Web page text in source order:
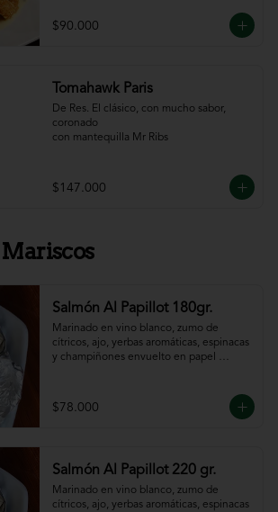
$90.000
Tomahawk Paris
De Res. El clásico, con mucho sabor,
coronado
con mantequilla Mr Ribs
$147.000
Mariscos
Salmón Al Papillot 180gr.
Marinado en vino blanco, zumo de
cítricos, ajo, yerbas aromáticas, espinacas
y champiñones envuelto en papel
$78.000
Salmón Al Papillot 220 gr.
Marinado en vino blanco, zumo de
cítricos, ajo, yerbas aromáticas, espinacas